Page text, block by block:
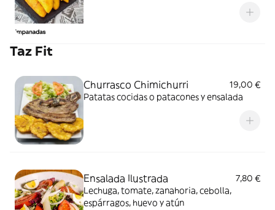
Taz Fit
Churrasco Chimichurri
19,00 €
Patatas cocidas o patacones y ensalada
Ensalada Ilustrada
7,80 €
Lechuga, tomate, zanahoria, cebolla,
espárragos, huevo y atún